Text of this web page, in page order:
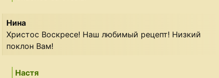
Нина
Христос Воскресе! Наш любимый рецепт! Низкий
поклон Вам!
Настя